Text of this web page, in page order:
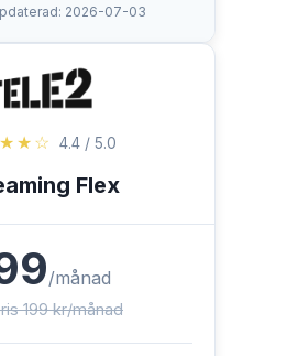
2026-07-03
4.4 / 5.0
Flex
/månad
199 kr/månad